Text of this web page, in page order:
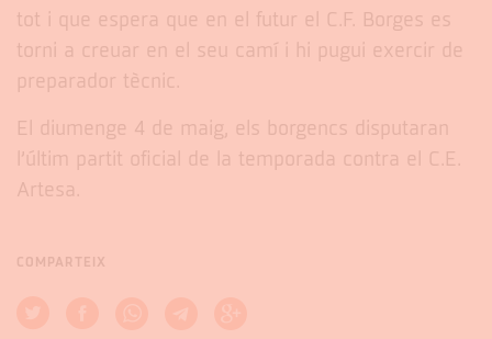
tot i que espera que en el futur el C.F. Borges es
torni a creuar en el seu camí i hi pugui exercir de
preparador tècnic.
El diumenge 4 de maig, els borgencs disputaran
l’últim partit oficial de la temporada contra el C.E.
Artesa.
COMPARTEIX